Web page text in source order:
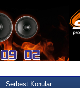
: Serbest Konular